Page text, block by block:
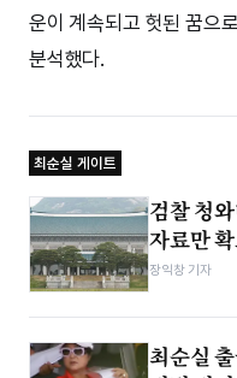
운이 계속되고 헛된 꿈으
분석했다.
최순실 게이트
검찰 청
자료만
장익창 기자
최순실